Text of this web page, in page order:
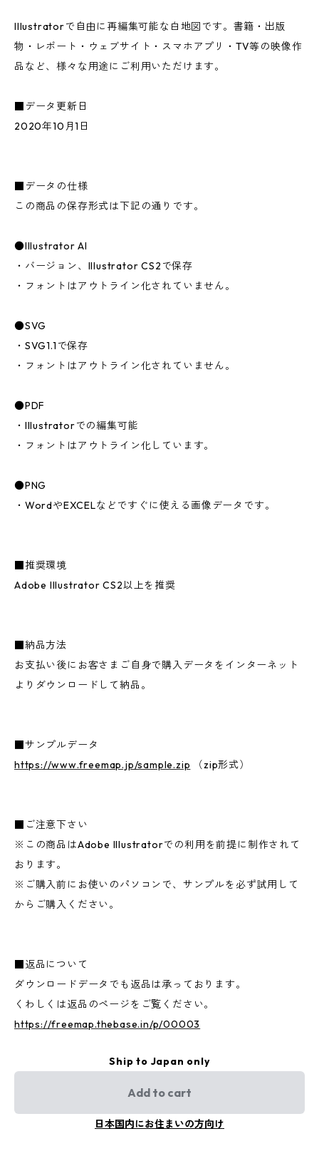
Illustratorで自由に再編集可能な白地図です。書籍・出版
物・レポート・ウェブサイト・スマホアプリ・TV等の映像作
品など、様々な用途にご利用いただけます。
■データ更新日
2020年10月1日
■データの仕様
この商品の保存形式は下記の通りです。
●Illustrator AI
・バージョン、Illustrator CS2で保存
・フォントはアウトライン化されていません。
●SVG
・SVG1.1で保存
・フォントはアウトライン化されていません。
●PDF
・Illustratorでの編集可能
・フォントはアウトライン化しています。
●PNG
・WordやEXCELなどですぐに使える画像データです。
■推奨環境
Adobe Illustrator CS2以上を推奨
■納品方法
お支払い後にお客さまご自身で購入データをインターネット
よりダウンロードして納品。
■サンプルデータ
https://www.freemap.jp/sample.zip （zip形式）
■ご注意下さい
※この商品はAdobe Illustratorでの利用を前提に制作されて
おります。
※ご購入前にお使いのパソコンで、サンプルを必ず試用して
からご購入ください。
■返品について
ダウンロードデータでも返品は承っております。
くわしくは返品のページをご覧ください。
https://freemap.thebase.in/p/00003
Ship to Japan only
Add to cart
日本国内にお住まいの方向け